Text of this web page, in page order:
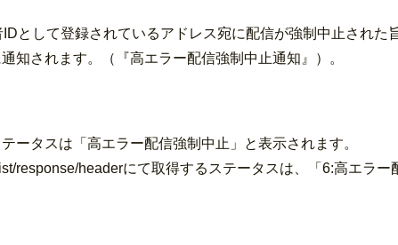
として登録されているアドレス宛に配信が強制中止された
知されます。（『高エラー配信強制中止通知』）。
ータスは「高エラー配信強制中止」と表示されます。
response/headerにて取得するステータスは、「6:高エラー